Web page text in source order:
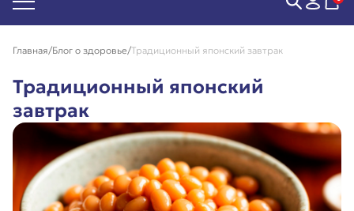
Главная Блог о здоровье Традиционный японский завтрак
Традиционный японский
завтрак
Контроль
веса
Пищеварение
Сердце и
внимание
Суставы и
позвоночник
Тонус и
энергия
Витамины
красоты
Компенсация
витаминов
Коллаген
Защита от
аллергии
спорт
Предзаказ
из Японии